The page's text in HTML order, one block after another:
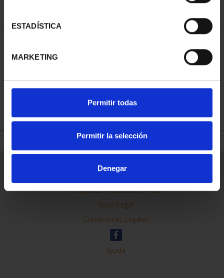
ESTADÍSTICA
MARKETING
Permitir todas
Permitir la selección
Denegar
REFINAR
Información General
Contacto
Preguntas Frequentes (FAQs)
Aviso Legal
Condiciones Legales
Ayuda